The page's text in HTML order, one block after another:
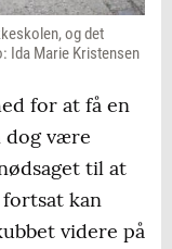
og det
Ida Marie Kristensen
for at få en
dog være
til at
kan
videre på